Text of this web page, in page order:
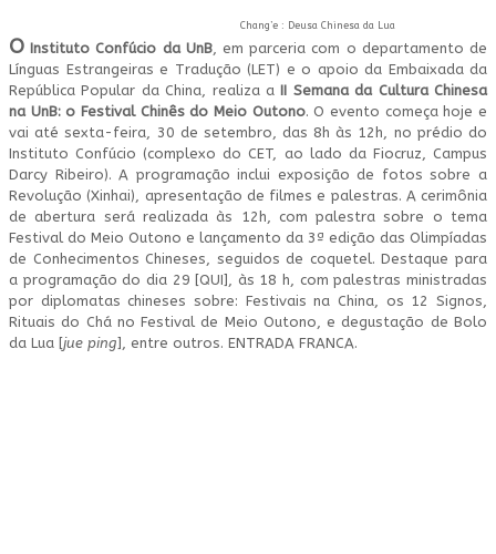
Chang’e : Deusa Chinesa da Lua
O Instituto Confúcio da UnB, em parceria com o departamento de
Línguas Estrangeiras e Tradução (LET) e o apoio da Embaixada da
República Popular da China, realiza aII Semana da Cultura Chinesa
na UnB: o Festival Chinês do Meio Outono. O evento começa hoje e
vai até sexta-feira, 30 de setembro, das 8h às 12h, no prédio do
Instituto Confúcio (complexo do CET, ao lado da Fiocruz, Campus
Darcy Ribeiro). A programação inclui exposição de fotos sobre a
Revolução (Xinhai), apresentação de filmes e palestras. A cerimônia
de abertura será realizada às 12h, com palestra sobre o tema
Festival do Meio Outono e lançamento da 3ª edição das Olimpíadas
de Conhecimentos Chineses, seguidos de coquetel. Destaque para
a programação do dia 29 [QUI], às 18 h, com palestras ministradas
por diplomatas chineses sobre: Festivais na China, os 12 Signos,
Rituais do Chá no Festival de Meio Outono, e degustação de Bolo
da Lua [jue ping], entre outros. ENTRADA FRANCA.